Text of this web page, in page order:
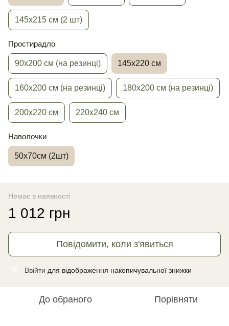
145х215 см (2 шт)
Простирадло
90х200 см (на резинці) 145х220 см
160х200 см (на резинці) 180х200 см (на резинці)
200х220 см 220х240 см
Наволочки
50х70см (2шт)
Немає в наявності
1 012 грн
Повідомити, коли з'явиться
Ввійти для відображення накопичувальної знижки
До обраного Порівняти